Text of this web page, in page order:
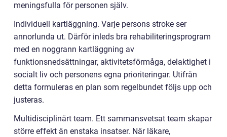
meningsfulla för personen själv.
Individuell kartläggning. Varje persons stroke ser
annorlunda ut. Därför inleds bra rehabiliteringsprogram
med en noggrann kartläggning av
funktionsnedsättningar, aktivitetsförmåga, delaktighet i
socialt liv och personens egna prioriteringar. Utifrån
detta formuleras en plan som regelbundet följs upp och
justeras.
Multidisciplinärt team. Ett sammansvetsat team skapar
större effekt än enstaka insatser. När läkare,